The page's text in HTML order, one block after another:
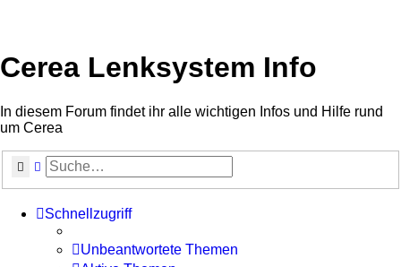
Cerea Lenksystem Info
In diesem Forum findet ihr alle wichtigen Infos und Hilfe rund
um Cerea
SucheErweiterte Suche
Schnellzugriff
Unbeantwortete Themen